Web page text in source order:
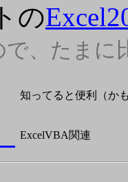
の
、たまに
知ってると便利（か
ExcelVBA関連